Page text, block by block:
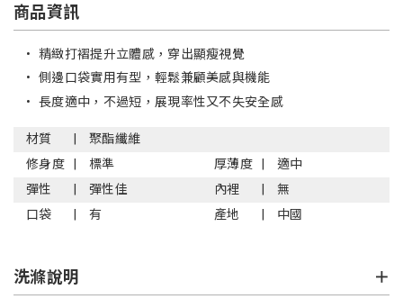
商品資訊
• 精緻打褶提升立體感，穿出顯瘦視覺
• 側邊口袋實用有型，輕鬆兼顧美感與機能
• 長度適中，不過短，展現率性又不失安全感
材質
聚酯纖維
修身度
標準 厚薄度
適中
彈性
彈性佳 內裡
無
口袋
有 產地 中國
洗滌說明